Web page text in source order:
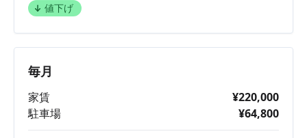
値下げ
毎月
家賃
¥220,000
駐車場
¥64,800